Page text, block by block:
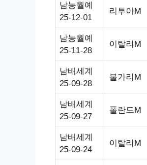
남농월예
25-12-01
리투아M
남농월예
25-11-28
이탈리M
남배세계
25-09-28
불가리M
남배세계
25-09-27
폴란드M
남배세계
25-09-24
이탈리M